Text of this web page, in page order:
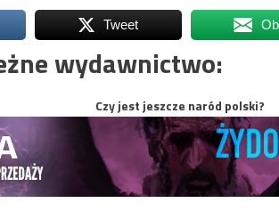
Tweet
wydawnictwo:
Czy jest jeszcze naród polski?